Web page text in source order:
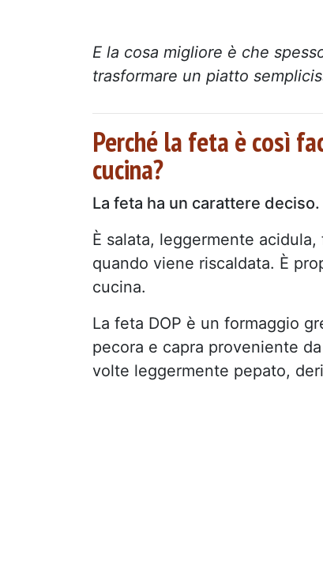
E la cosa migliore è che
trasformare un piatto
Perché la feta è così
cucina?
La feta ha un carattere deciso.
È salata, leggermente
quando viene riscaldata. È
cucina.
La feta DOP è un formaggio
pecora e capra proveniente
volte leggermente pepato,